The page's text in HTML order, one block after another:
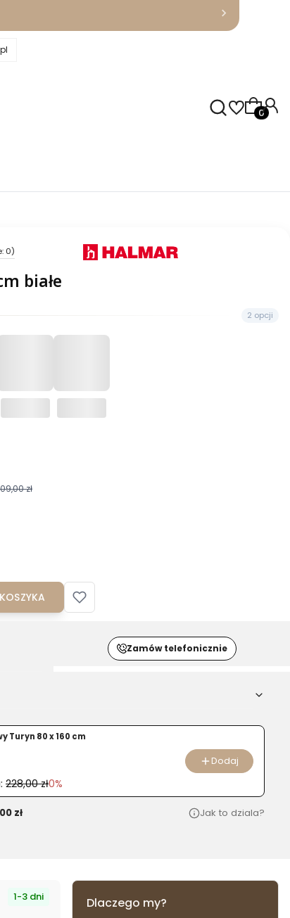
0)
białe
2 opcji
zł
Zamów telefonicznie
Turyn 80 x 160 cm
228,00 zł0%
Dodaj
zł Jak to dziala?
1-3 dni Dlaczego my?